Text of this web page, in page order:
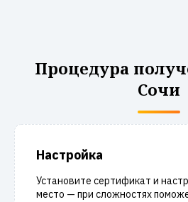
Процедура
Сочи
Настройка
Установите сертификат и
место — при сложностях